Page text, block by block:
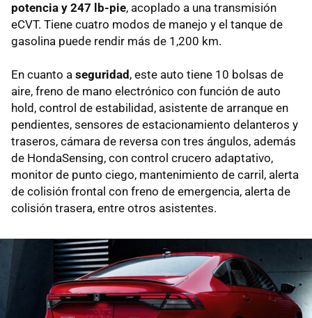
potencia y 247 lb-pie, acoplado a una transmisión
eCVT. Tiene cuatro modos de manejo y el tanque de
gasolina puede rendir más de 1,200 km.
En cuanto a seguridad , este auto tiene 10 bolsas de
aire, freno de mano electrónico con función de auto
hold, control de estabilidad, asistente de arranque en
pendientes, sensores de estacionamiento delanteros y
traseros, cámara de reversa con tres ángulos, además
de HondaSensing, con control crucero adaptativo,
monitor de punto ciego, mantenimiento de carril, alerta
de colisión frontal con freno de emergencia, alerta de
colisión trasera, entre otros asistentes.